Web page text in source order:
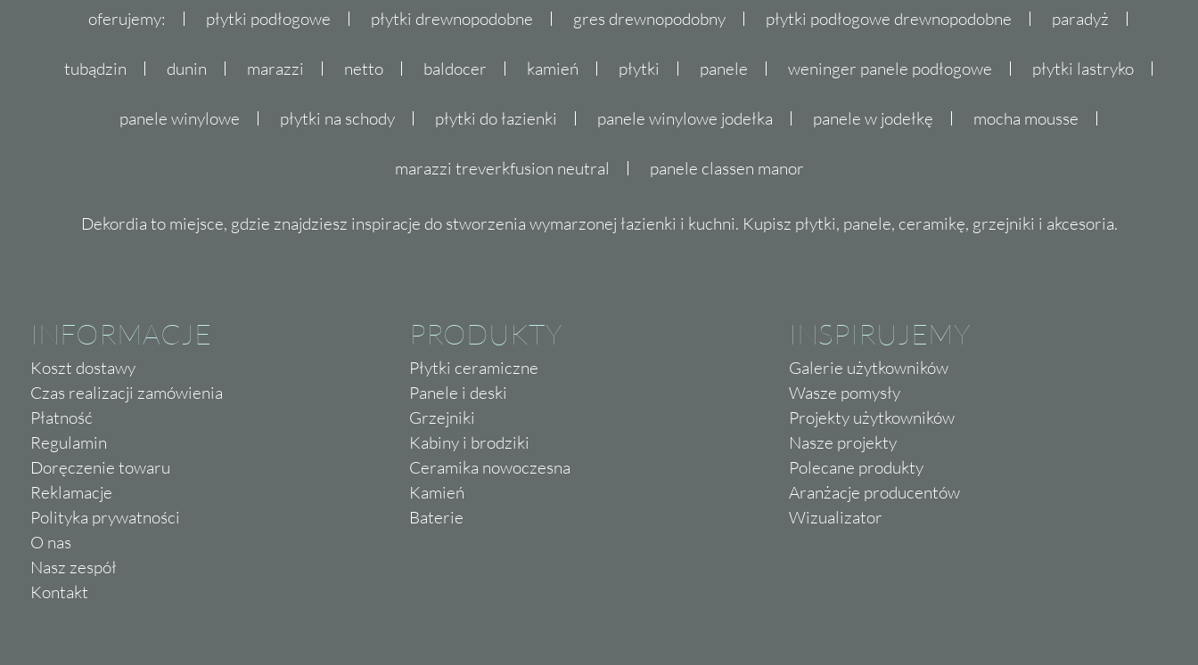
Golden Tile
Halcon
Indie
Italiane
Itt Ceramic
Jawor-Parkiet
Keramika Modus
Korner
La Fabbrica
La Fenice
oferujemy: płytki podłogowe płytki drewnopodobne gres drewnopodobny płytki podłogowe drewnopodobne paradyż
tubądzin dunin marazzi netto baldocer kamień płytki panele weninger panele podłogowe płytki lastryko
panele winylowe płytki na schody płytki do łazienki panele winylowe jodełka panele w jodełkę mocha mousse
marazzi treverkfusion neutral panele classen manor
Dekordia to miejsce, gdzie znajdziesz inspiracje do stworzenia wymarzonej łazienki i kuchni. Kupisz płytki, panele, ceramikę, grzejniki i akcesoria.
INFORMACJE
Koszt dostawy
Czas realizacji zamówienia
Płatność
Regulamin
Doręczenie towaru
Reklamacje
Polityka prywatności
O nas
Nasz zespół
Kontakt
PRODUKTY
Płytki ceramiczne
Panele i deski
Grzejniki
Kabiny i brodziki
Ceramika nowoczesna
Kamień
Baterie
INSPIRUJEMY
Galerie użytkowników
Wasze pomysły
Projekty użytkowników
Nasze projekty
Polecane produkty
Aranżacje producentów
Wizualizator